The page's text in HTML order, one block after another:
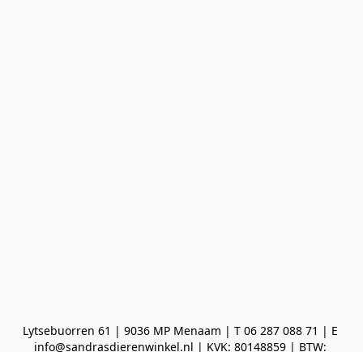
Lytsebuorren 61 | 9036 MP Menaam | T 06 287 088 71 | E
info@sandrasdierenwinkel.nl | KVK: 80148859 | BTW: